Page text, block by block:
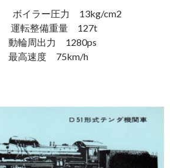
ラー圧力 13kg/cm2
整備重量 127t
動輪周出力 1280ps
高速度 75km/h